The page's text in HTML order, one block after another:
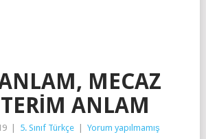
MECAZ
ANLAM
5. Sınıf Türkçe Yorum yapılmamış